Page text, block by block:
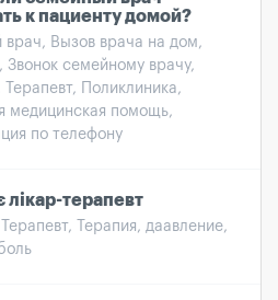
к пациенту домой?
Вызов врача на дом,
Звонок семейному врачу,
Терапевт, Поликлиника,
медицинская помощь,
по телефону
лікар-терапевт
Терапия, даавление,